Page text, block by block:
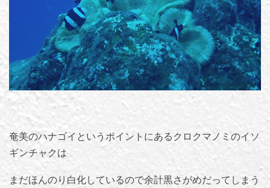
奄美のハナゴイというポイントにあるクロクマノミのイソ
ギンチャクは
まだほんのり白化しているので余計黒さがめだってしまう